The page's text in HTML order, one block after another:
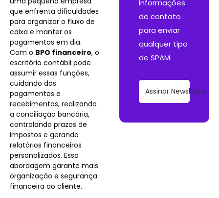
que enfrenta dificuldades
para organizar o fluxo de
caixa e manter os
pagamentos em dia.
Com o BPO financeiro, o
escritório contábil pode
assumir essas funções,
cuidando dos
pagamentos e
recebimentos, realizando
a conciliação bancária,
controlando prazos de
impostos e gerando
relatórios financeiros
personalizados. Essa
abordagem garante mais
organização e segurança
financeira ao cliente.
informações
de contato
para enviar
qualquer tipo
de SPAM.
Assinar Newsletter